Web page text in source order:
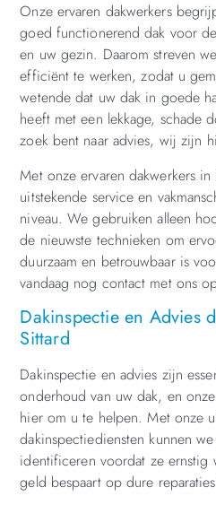
Onze ervaren dakwerkers
goed functionerend dak voor
en uw gezin. Daarom streven
efficiënt te werken, zodat u
wetende dat uw dak in goede
heeft met een lekkage, schade
zoek bent naar advies, wij zijn
Met onze ervaren dakwerkers
uitstekende service en
niveau. We gebruiken alleen
de nieuwste technieken om
duurzaam en betrouwbaar is
vandaag nog contact met ons
Dakinspectie en Advies
Sittard
Dakinspectie en advies zijn
onderhoud van uw dak, en
hier om u te helpen. Met onze
dakinspectiediensten kunnen
identificeren voordat ze
geld bespaart op dure